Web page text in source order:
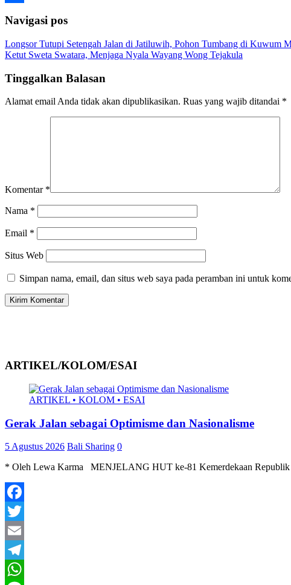
Navigasi pos
Longsor Tutupi Setengah Jalan di Jatiluwih, Pohon Tumbang di Kuwum
Ketut Sweta Swatara, Menjaga Nyala Wayang Wong Tejakula
Tinggalkan Balasan
Alamat email Anda tidak akan dipublikasikan. Ruas yang wajib ditandai *
Komentar *
Nama *
Email *
Situs Web
Simpan nama, email, dan situs web saya pada peramban ini untuk
ARTIKEL/KOLOM/ESAI
ARTIKEL • KOLOM • ESAI
Gerak Jalan sebagai Optimisme dan Nasionalisme
5 Agustus 2026 Bali Sharing 0
* Oleh Lewa Karma MENJELANG HUT ke-81 Kemerdekaan Republik
Facebook
Twitter
Email
Telegram